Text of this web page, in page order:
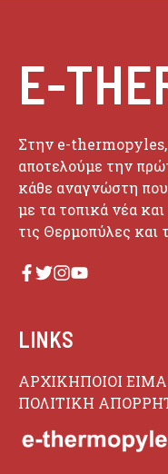
E-
Στην e-thermopyles,
αποτελούμε την
κάθε αναγνώστη
με τα τοπικά νέα και
τις Θερμοπύλες και
LINKS
ΑΡΧΙΚΗΠΟΙΟΙ
ΠΟΛΙΤΙΚΗ